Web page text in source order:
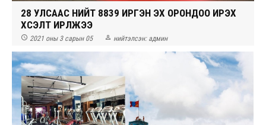
28 УЛСААС НИЙТ 8839 ИРГЭН ЭХ ОРОНДОО ИРЭХ
ХҮСЭЛТ ИРҮҮЛЖЭЭ
 2021 оны 3 сарын 05  нийтэлсэн: админ